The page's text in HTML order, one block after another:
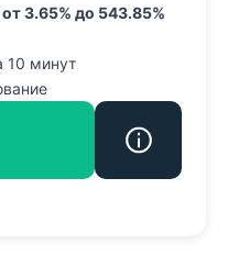
от 3.65% до 543.85%
10 минут